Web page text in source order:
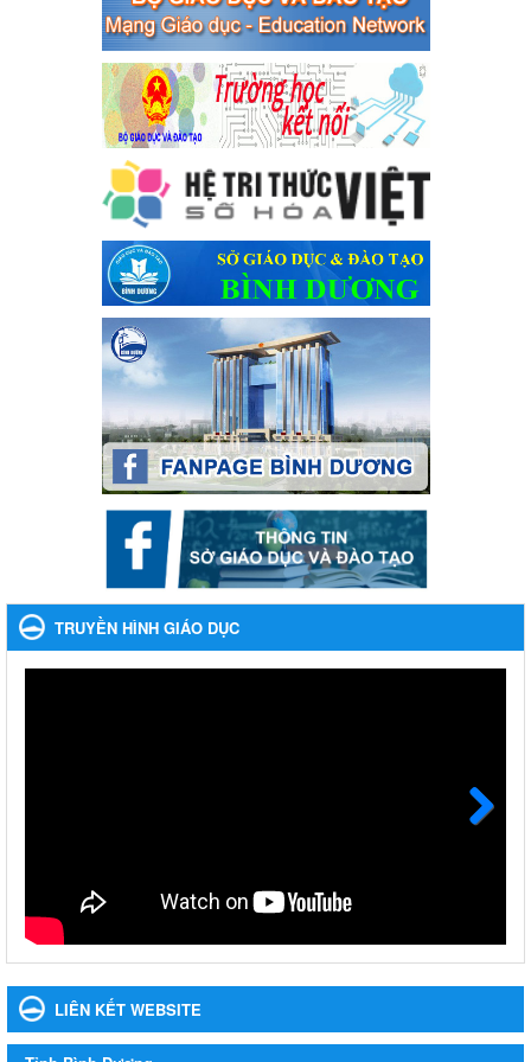
bạc và đánh bạc
Ngày ban hành: 04/03/2024
Kế hoạch Tổ chức Hội trại truyền thống học sinh thị xã Bến
Cát Lần thứ VIII, năm học 2023-2024
Kế hoạch Tổ chức Hội trại truyền thống học sinh thị xã Bến Cát
Lần thứ VIII, năm học 2023-2024
Ngày ban hành: 28/12/2023
Phối hợp rà soát nhu cầu tiêm vắc xin phòng Covid 19
Phối hợp rà soát nhu cầu tiêm vắc xin phòng Covid 19
Ngày ban hành: 22/11/2023
Phát động, triển khai Cuộc thi " An toàn giao thông cho nụ
cười ngày mai" dành cho học sinh và giáo viên trung học
năm học 2023-2024
Phát động, triển khai Cuộc thi " An toàn giao thông cho nụ cười
ngày mai" dành cho học sinh và giáo viên trung học năm học
Ngày ban hành: 22/11/2023
Nhắc nhỡ thực hiện thanh toán không dùng tiền mặt các
khoản thu trong nhà trường năm học 2023-2024 và các năm
Nhắc nhỡ thực hiện thanh toán không dùng tiền mặt các khoản
thu trong nhà trường năm học 2023-2024 và các năm tiếp theo
Ngày ban hành: 27/09/2023
bổng, hỗ trợ của Chương trình "Tiếp sức đến trường" năm
Ngày ban hành: 22/08/2023
Triển khai Kế hoạch Triển khai các hoạt động hưởng ứng
phong trào vệ sinh yêu nước nâng cao sức khỏe nhân dân
năm 2023
Triển khai Kế hoạch Triển khai các hoạt động hưởng ứng phong
TRUYỀN HÌNH GIÁO DỤC
LIÊN KẾT WEBSITE